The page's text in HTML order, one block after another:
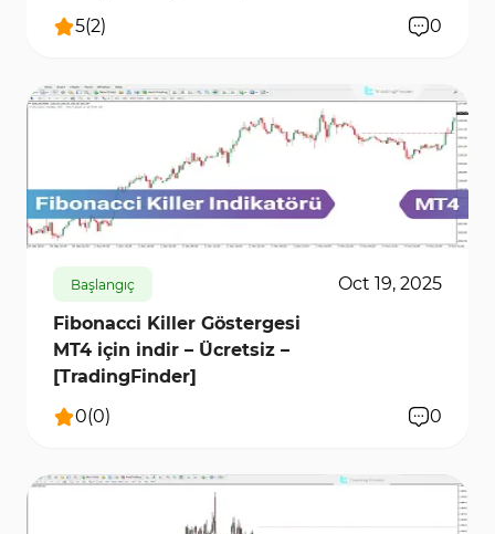
5(2) 0
349 9276 0
Başlangıç
Oct 19, 2025
Fibonacci Killer Göstergesi
MT4 için indir – Ücretsiz –
[TradingFinder]
0(0) 0